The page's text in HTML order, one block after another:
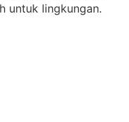
untuk lingkungan.